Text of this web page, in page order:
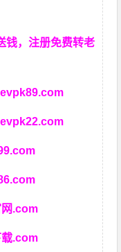
钱，注册免费转老
.com
.com